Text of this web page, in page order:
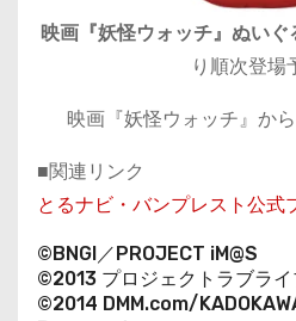
映画『妖怪ウォッチ』ぬいぐ
り順次登場
映画『妖怪ウォッチ』か
■関連リンク
とるナビ・バンプレスト公式
©BNGI／PROJECT iM@S
©2013 プロジェクトラブライ
©2014 DMM.com/